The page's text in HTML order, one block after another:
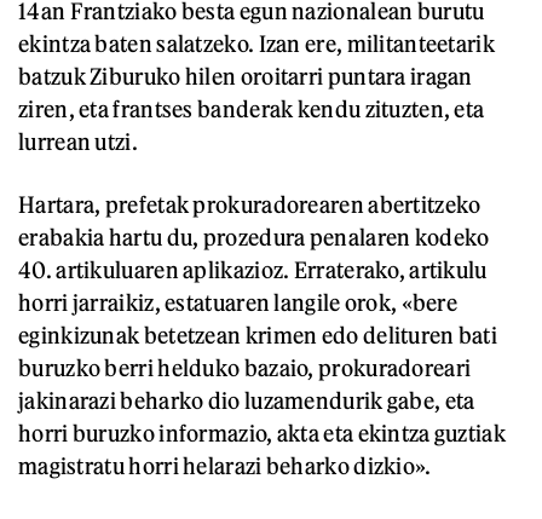
14an Frantziako besta egun nazionalean burutu
ekintza baten salatzeko. Izan ere, militanteetarik
batzuk Ziburuko hilen oroitarri puntara iragan
ziren, eta frantses banderak kendu zituzten, eta
lurrean utzi.
Hartara, prefetak prokuradorearen abertitzeko
erabakia hartu du, prozedura penalaren kodeko
40. artikuluaren aplikazioz. Erraterako, artikulu
horri jarraikiz, estatuaren langile orok, «bere
eginkizunak betetzean krimen edo delituren bati
buruzko berri helduko bazaio, prokuradoreari
jakinarazi beharko dio luzamendurik gabe, eta
horri buruzko informazio, akta eta ekintza guztiak
magistratu horri helarazi beharko dizkio».